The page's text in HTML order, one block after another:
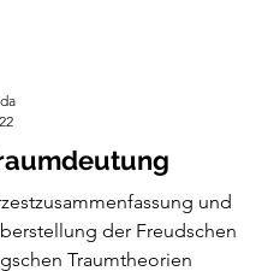
und
der Freudschen
Traumtheorien